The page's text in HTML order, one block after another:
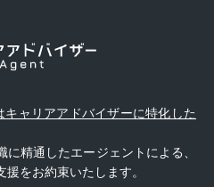
ャリアアドバイザーに特化した
精通したエージェントによる、
をお約束いたします。